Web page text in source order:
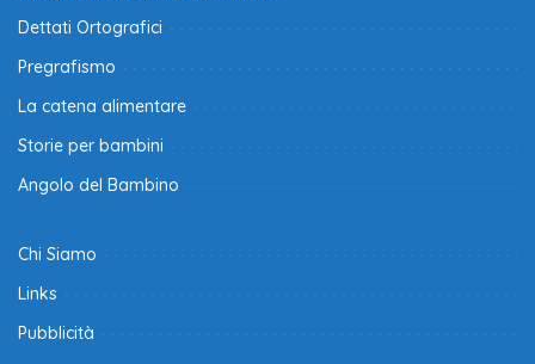
Dettati Ortografici
Pregrafismo
La catena alimentare
Storie per bambini
Angolo del Bambino
Chi Siamo
Links
Pubblicità